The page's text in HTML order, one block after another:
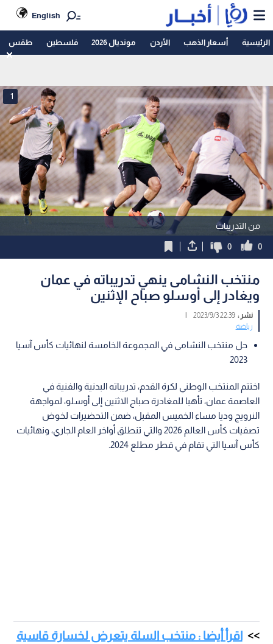
English
الرئيسية أسعار الذهب الأردن مونديال 2026 فلسطين طقس
من التدريبات
1
0
0
منتخب النشامى ينهي تدريباته في عمان
ويغادر إلى أوسلو صباح الإثنين
نشر :22:39 2023/9/3
|
رياضة
حل منتخب النشامى في المجموعة الخامسة لنهائيات كأس آسيا
2023
اختتم المنتخب الوطني لكرة القدم، تدريباته البدنية والفنية في
العاصمة عمان، تأهبا للمغادرة صباح الاثنين إلى أوسلو، لمواجهة
النرويج وديا مساء الخميس المقبل، ضمن التحضيرات لخوض
تصفيات كأس العالم 2026 والتي تنطلق أواخر العام الجاري، ونهائيات
كأس آسيا التي تقام في قطر مطلع 2024.
اقرأ أيضا : منتخب السلة يتعرض لخسارة قاسية